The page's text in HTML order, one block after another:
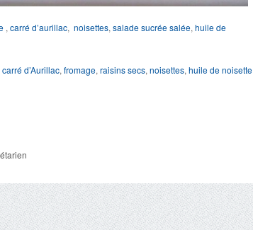
, carré d’aurillac, noisettes, salade sucrée salée, huile de
carré d’Aurillac, fromage, raisins secs, noisettes, huile de noisette